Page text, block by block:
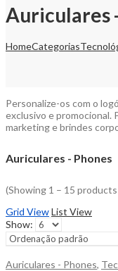
Auriculares
HomeCategorias
Personalize-os com o
exclusivo e promocional.
marketing e brindes
Auriculares - Phones
(Showing 1 – 15
Grid ViewList View
Show:
Auriculares - Phones,